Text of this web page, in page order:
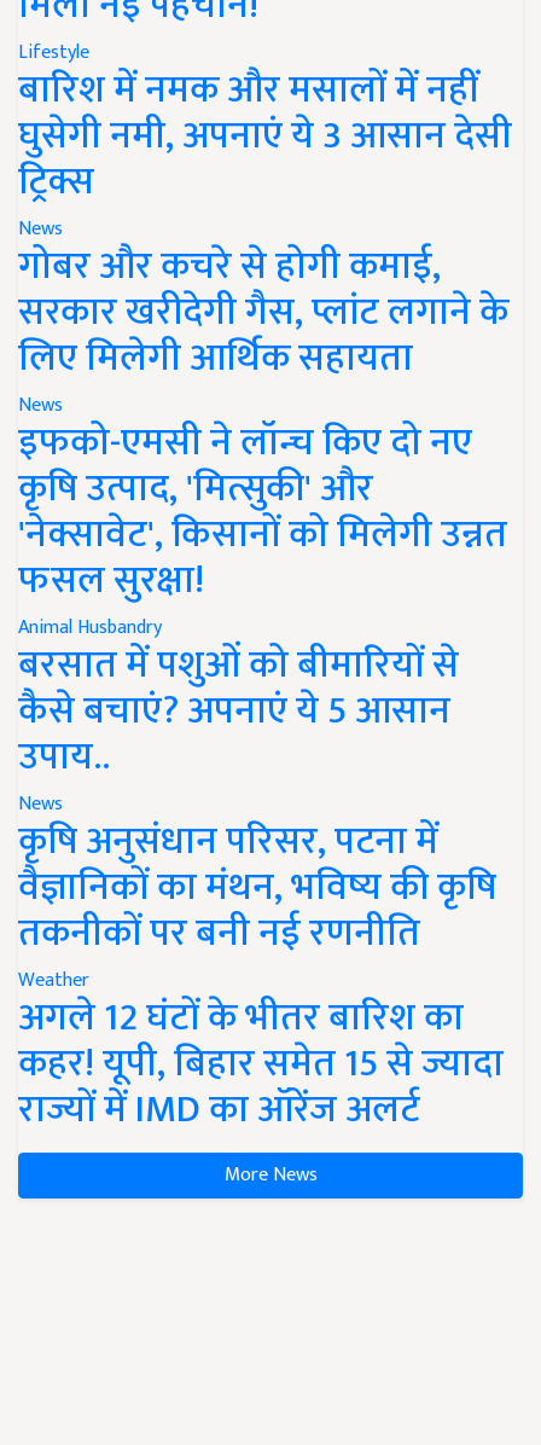
Lifestyle
बारिश में नमक और मसालों में नहीं
घुसेगी नमी, अपनाएं ये 3 आसान देसी
ट्रिक्स
News
गोबर और कचरे से होगी कमाई,
सरकार खरीदेगी गैस, प्लांट लगाने के
लिए मिलेगी आर्थिक सहायता
News
इफको-एमसी ने लॉन्च किए दो नए
कृषि उत्पाद, 'मित्सुकी' और
'नेक्सावेट', किसानों को मिलेगी उन्नत
फसल सुरक्षा!
Animal Husbandry
बरसात में पशुओं को बीमारियों से
कैसे बचाएं? अपनाएं ये 5 आसान
उपाय..
News
कृषि अनुसंधान परिसर, पटना में
वैज्ञानिकों का मंथन, भविष्य की कृषि
तकनीकों पर बनी नई रणनीति
Weather
अगले 12 घंटों के भीतर बारिश का
कहर! यूपी, बिहार समेत 15 से ज्यादा
राज्यों में IMD का ऑरेंज अलर्ट
More News